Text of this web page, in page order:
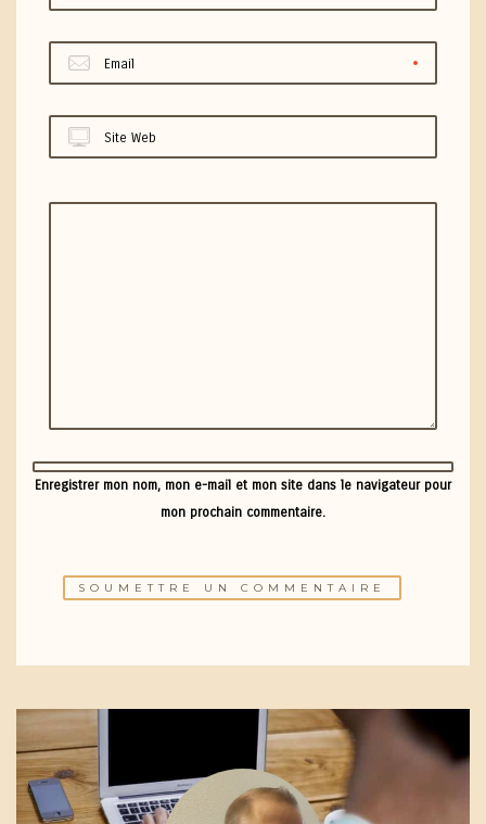
Email
Site Web
Enregistrer mon nom, mon e-mail et mon site dans le navigateur pour
mon prochain commentaire.